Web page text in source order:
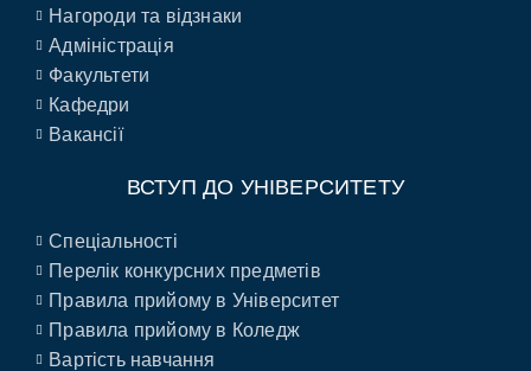
Нагороди та відзнаки
Адміністрація
Факультети
Кафедри
Вакансії
ВСТУП ДО УНІВЕРСИТЕТУ
Спеціальності
Перелік конкурсних предметів
Правила прийому в Університет
Правила прийому в Коледж
Вартість навчання